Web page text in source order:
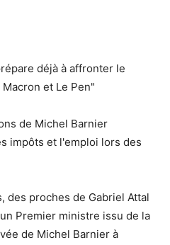
déjà à affronter le
et Le Pen"
de Michel Barnier
impôts et l'emploi lors des
des proches de Gabriel Attal
Premier ministre issu de la
de Michel Barnier à